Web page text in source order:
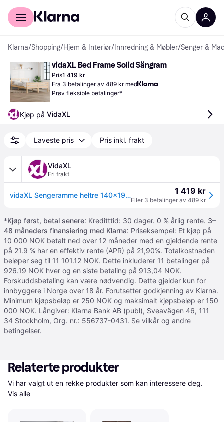
For kunder
Klarna/Shopping/Hjem & Interiør/ Innredning & Møbler/Senger &
vidaXL Bed Frame Solid Sängram
Pris1 419 kr
Fra 3 betalinger av 489 kr med
Prøv fleksible betalinger*
Kjøp på VidaXL
Laveste pris Pris inkl. frakt
VidaXL
Fri frakt
vidaXL Sengeramme heltre 140x190 cm 1 419 kr
Eller 3 betalinger av 489 kr
*Kjøp først, betal senere: Kreditttid: 30 dager. 0 % årlig rente. 3–
48 måneders finansiering med Klarna: Priseksempel: Et kjøp på
10 000 NOK betalt ned over 12 måneder med en gjeldende rente
på 21.9 % har en effektiv rente (APR) på 21,90%. Totalkostnaden
beløper seg til 11 101.12 NOK. Dette inkluderer 11 betalinger på
926.19 NOK hver og en siste betaling på 913,04 NOK.
Forskuddsbetaling kan være nødvendig. Dette gjelder kun for
innbyggere i Norge over 18 år. Forutsetter godkjenning av Klarna.
Minimum kjøpsbeløp er 250 NOK og maksimalt kjøpsbeløp er 150
000 NOK. Långiver: Klarna Bank AB (publ), Sveavägen 46, 111
34 Stockholm, Org. nr.: 556737-0431. Se vilkår og andre
betingelser.
Relaterte produkter
Vis alle